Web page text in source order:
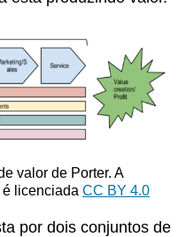
valor de Porter.A
licenciada CC BY 4.0
por dois conjuntos de